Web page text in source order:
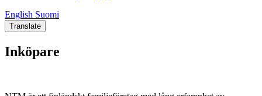
English English
Suomi
Translate
Inköpare